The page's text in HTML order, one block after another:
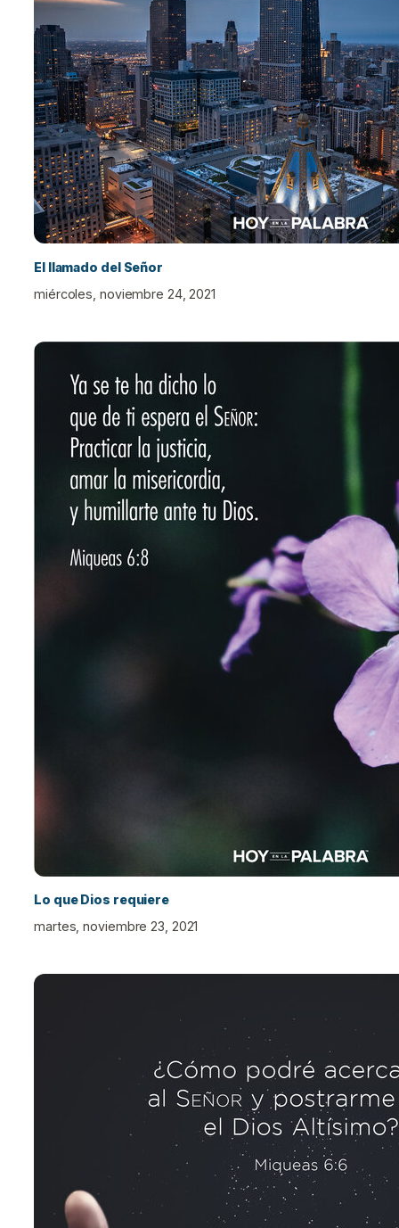
El llamado del Señor
miércoles, noviembre 24, 2021
Lo que Dios requiere
martes, noviembre 23, 2021